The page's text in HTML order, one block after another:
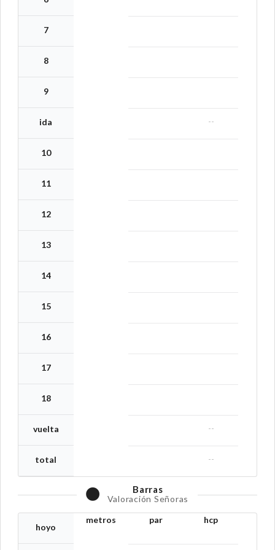
7
8
9
ida
10
11
12
13
14
15
16
17
18
vuelta
total
--
--
--
Barras
Valoración Señoras
hoyo
metros par hcp